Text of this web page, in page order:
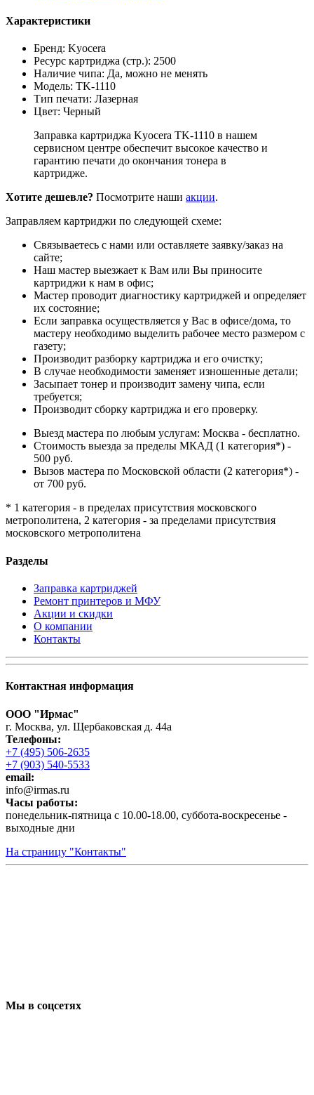
Характеристики
Бренд: Kyocera
Ресурс картриджа (стр.): 2500
Наличие чипа: Да, можно не менять
Модель: TK-1110
Тип печати: Лазерная
Цвет: Черный
Заправка картриджа Kyocera TK-1110 в нашем
сервисном центре обеспечит высокое качество и
гарантию печати до окончания тонера в
картридже.
Хотите дешевле? Посмотрите наши акции.
Заправляем картриджи по следующей схеме:
Связываетесь с нами или оставляете заявку/заказ на
сайте;
Наш мастер выезжает к Вам или Вы приносите
картриджи к нам в офис;
Мастер проводит диагностику картриджей и определяет
их состояние;
Если заправка осуществляется у Вас в офисе/дома, то
мастеру необходимо выделить рабочее место размером с
газету;
Производит разборку картриджа и его очистку;
В случае необходимости заменяет изношенные детали;
Засыпает тонер и производит замену чипа, если
требуется;
Производит сборку картриджа и его проверку.
Выезд мастера по любым услугам: Москва - бесплатно.
Стоимость выезда за пределы МКАД (1 категория*) -
500 руб.
Вызов мастера по Московской области (2 категория*) -
от 700 руб.
* 1 категория - в пределах присутствия московского
метрополитена, 2 категория - за пределами присутствия
московского метрополитена
Разделы
Заправка картриджей
Ремонт принтеров и МФУ
Акции и скидки
О компании
Контакты
Контактная информация
ООО "Ирмас"
г. Москва, ул. Щербаковская д. 44а
Телефоны:
+7 (495) 506-2635
+7 (903) 540-5533
email:
infо@irmas.ru
Часы работы:
понедельник-пятница с 10.00-18.00, суббота-воскресенье -
выходные дни
На страницу "Контакты"
Мы в соцсетях